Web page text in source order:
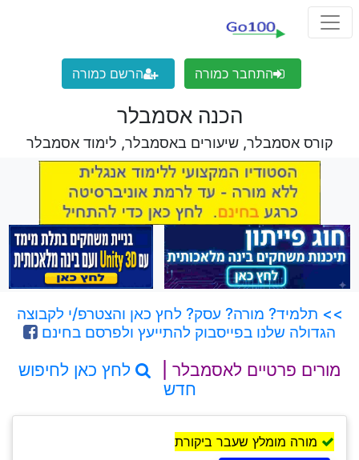
התחבר כמורה הרשם כמורה
הכנה אסמבלר
קורס אסמבלר, שיעורים באסמבלר, לימוד אסמבלר
>> תלמיד? מורה? עסק? לחץ כאן והצטרפ/י לקבוצה
הגדולה שלנו בפייסבוק להתייעץ ולפרסם בחינם
מורים פרטיים לאסמבלר |
לחץ כאן לחיפוש
חדש
מורה מומלץ שעבר ביקורת